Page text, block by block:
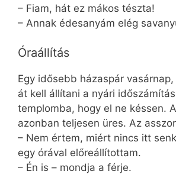
– Fiam, hát ez mákos tészta!
– Annak édesanyám elég
Óraállítás
Egy idősebb házaspár
át kell állítani a nyári
templomba, hogy el ne késsen.
azonban teljesen üres. Az
– Nem értem, miért nincs itt
egy órával előreállítottam.
– Én is – mondja a férje.